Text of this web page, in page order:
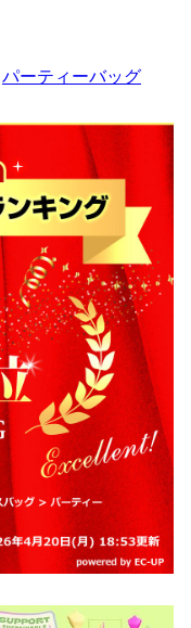
パーティーバッグ